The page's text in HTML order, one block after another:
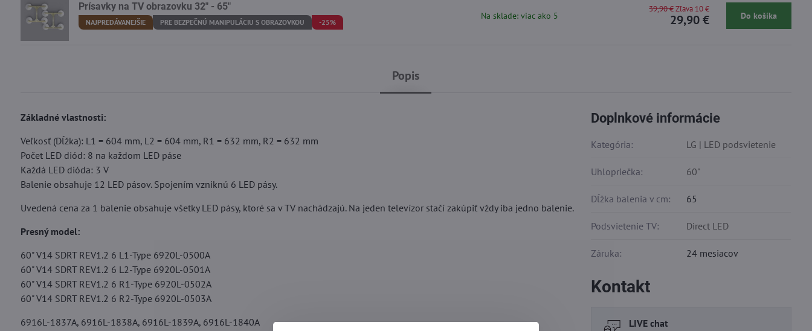
Popis
Základné vlastnosti:
Veľkosť (Dĺžka): L1 = 604 mm, L2 = 604 mm, R1 = 632 mm, R2 = 632 mm
Počet LED diód: 8 na každom LED páse
Každá LED dióda: 3 V
Balenie obsahuje 12 LED pásov. Spojením vzniknú 6 LED pásy.
Uvedená cena za 1 balenie obsahuje všetky LED pásy, ktoré sa v TV nachádzajú. Na jeden televízor stačí zakúpiť vždy iba jedno balenie.
Presný model:
60" V14 SDRT REV1.2 6 L1-Type 6920L-0500A
60" V14 SDRT REV1.2 6 L2-Type 6920L-0501A
60" V14 SDRT REV1.2 6 R1-Type 6920L-0502A
60" V14 SDRT REV1.2 6 R2-Type 6920L-0503A
6916L-1837A, 6916L-1838A, 6916L-1839A, 6916L-1840A
Doplnkové informácie
Kategória: LG | LED podsvietenie
Uhlopriečka: 60"
Dĺžka balenia v cm: 65
Podsvietenie TV: Direct LED
Záruka: 24 mesiacov
Kontakt
LIVE chat
Prísavky na TV obrazovku 32" - 65"
NAJPREDÁVANEJŠIE PRE BEZPEČNÚ MANIPULÁCIU S OBRAZOVKOU -25%
Na sklade: viac ako 5 29,90 €
39,90 € Zľava 10 €
Do košíka